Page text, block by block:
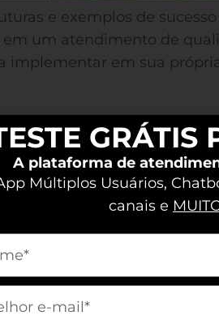
e exemplos de
um atendimento de
implementar em sua
Care
a fornecer uma
necessidades e
trata-se de
e o cliente.
facilitador, gerenciando
GRÁTIS
A plataforma de
Múltiplos Usuários,
canais e